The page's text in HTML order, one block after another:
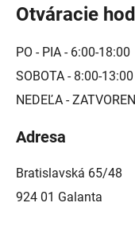
Otváracie
PO - PIA - 6:00-18:00
SOBOTA - 8:00-13:00
NEDEĽA -
Adresa
Bratislavská 65/48
924 01 Galanta